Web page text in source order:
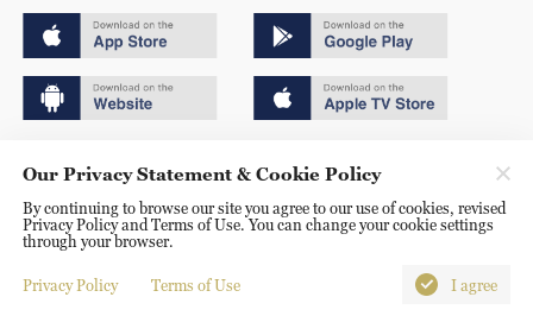
京ICP备20000184号
京公网安备 11010502050052号
Disinformation report hotline: 010-85061466
Our Privacy Statement & Cookie Policy
By continuing to browse our site you agree to our use of cookies, revised
Privacy Policy and Terms of Use. You can change your cookie settings
through your browser.
Privacy Policy Terms of Use I agree